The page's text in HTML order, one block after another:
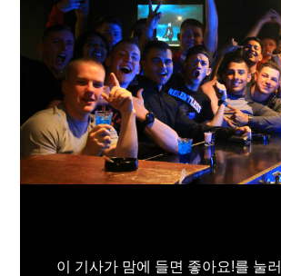
이 기사가 맘에 들면 좋아요!를 눌